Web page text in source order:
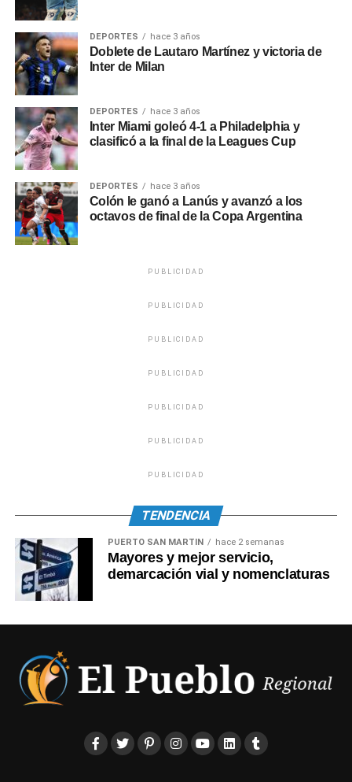
DEPORTES hace 3 años
Doblete de Lautaro Martínez y victoria de
Inter de Milan
DEPORTES hace 3 años
Inter Miami goleó 4-1 a Philadelphia y
clasificó a la final de la Leagues Cup
DEPORTES hace 3 años
Colón le ganó a Lanús y avanzó a los
octavos de final de la Copa Argentina
PUBLICIDAD
PUBLICIDAD
PUBLICIDAD
PUBLICIDAD
PUBLICIDAD
PUBLICIDAD
PUBLICIDAD
TENDENCIA
PUERTO SAN MARTIN hace 2 semanas
Mayores y mejor servicio,
demarcación vial y nomenclaturas